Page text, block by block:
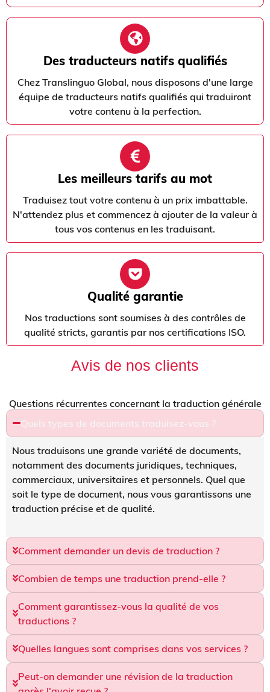
Des traducteurs natifs qualifiés
Chez Translinguo Global, nous disposons d'une large
équipe de traducteurs natifs qualifiés qui traduiront
votre contenu à la perfection.
Les meilleurs tarifs au mot
Traduisez tout votre contenu à un prix imbattable.
N'attendez plus et commencez à ajouter de la valeur à
tous vos contenus en les traduisant.
Qualité garantie
Nos traductions sont soumises à des contrôles de
qualité stricts, garantis par nos certifications ISO.
Avis de nos clients
Questions récurrentes concernant la traduction générale
Quels types de documents traduisez-vous ?
Nous traduisons une grande variété de documents,
notamment des documents juridiques, techniques,
commerciaux, universitaires et personnels. Quel que
soit le type de document, nous vous garantissons une
traduction précise et de qualité.
Comment demander un devis de traduction ?
Combien de temps une traduction prend-elle ?
Comment garantissez-vous la qualité de vos
traductions ?
Quelles langues sont comprises dans vos services ?
Peut-on demander une révision de la traduction